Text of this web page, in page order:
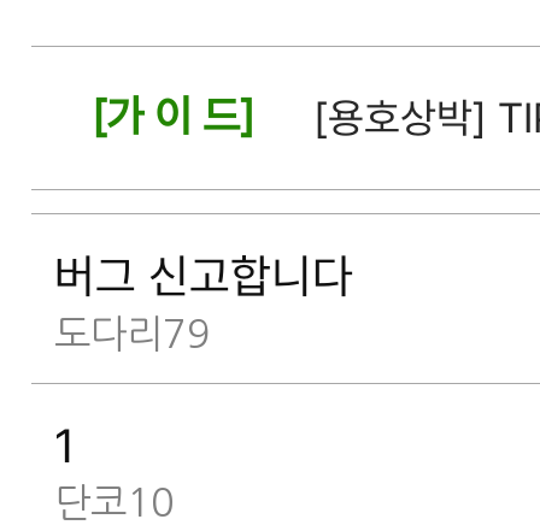
[가 이 드] [용호상박]
버그 신고합니다
도다리79
1
단코10